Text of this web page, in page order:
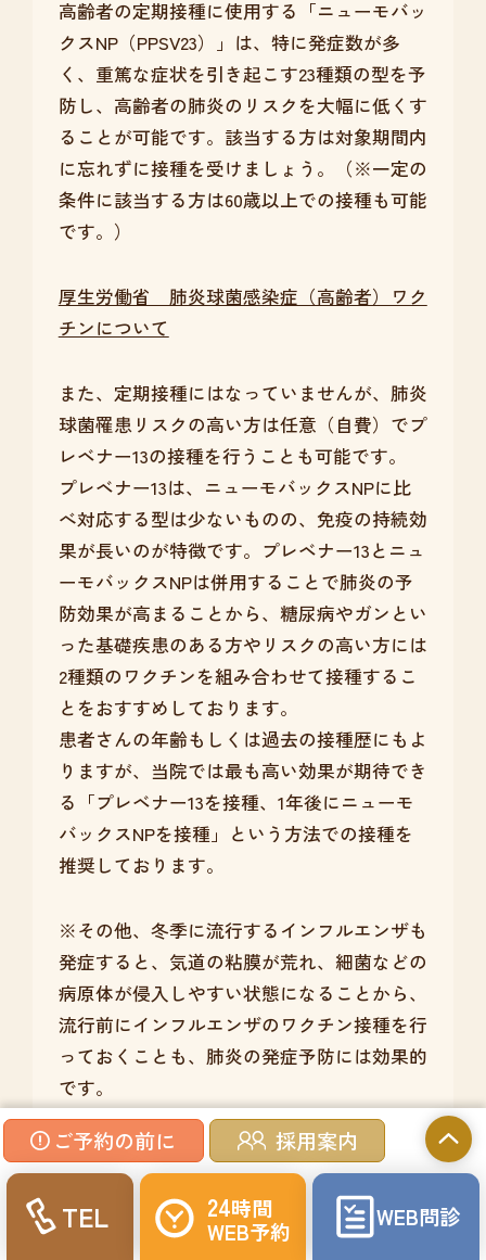
高齢者の定期接種に使用する「ニューモバッ
クスNP（PPSV23）」は、特に発症数が多
く、重篤な症状を引き起こす23種類の型を予
防し、高齢者の肺炎のリスクを大幅に低くす
ることが可能です。該当する方は対象期間内
に忘れずに接種を受けましょう。（※一定の
条件に該当する方は60歳以上での接種も可能
です。）
厚生労働省 肺炎球菌感染症（高齢者）ワク
チンについて
また、定期接種にはなっていませんが、肺炎
球菌罹患リスクの高い方は任意（自費）でプ
レベナー13の接種を行うことも可能です。
プレベナー13は、ニューモバックスNPに比
べ対応する型は少ないものの、免疫の持続効
果が長いのが特徴です。プレベナー13とニュ
ーモバックスNPは併用することで肺炎の予
防効果が高まることから、糖尿病やガンとい
った基礎疾患のある方やリスクの高い方には
2種類のワクチンを組み合わせて接種するこ
とをおすすめしております。
患者さんの年齢もしくは過去の接種歴にもよ
りますが、当院では最も高い効果が期待でき
る「プレベナー13を接種、1年後にニューモ
バックスNPを接種」という方法での接種を
推奨しております。
※その他、冬季に流行するインフルエンザも
発症すると、気道の粘膜が荒れ、細菌などの
病原体が侵入しやすい状態になることから、
流行前にインフルエンザのワクチン接種を行
っておくことも、肺炎の発症予防には効果的
です。
よくある質問
感染以外で起こる肺炎にはどのよう
ご予約の前に 採用案内
TEL 24時間
WEB予約 WEB問診